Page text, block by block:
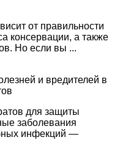
от правильности
консервации, а также
Но если вы ...
и вредителей в
для защиты
заболевания
инфекций —